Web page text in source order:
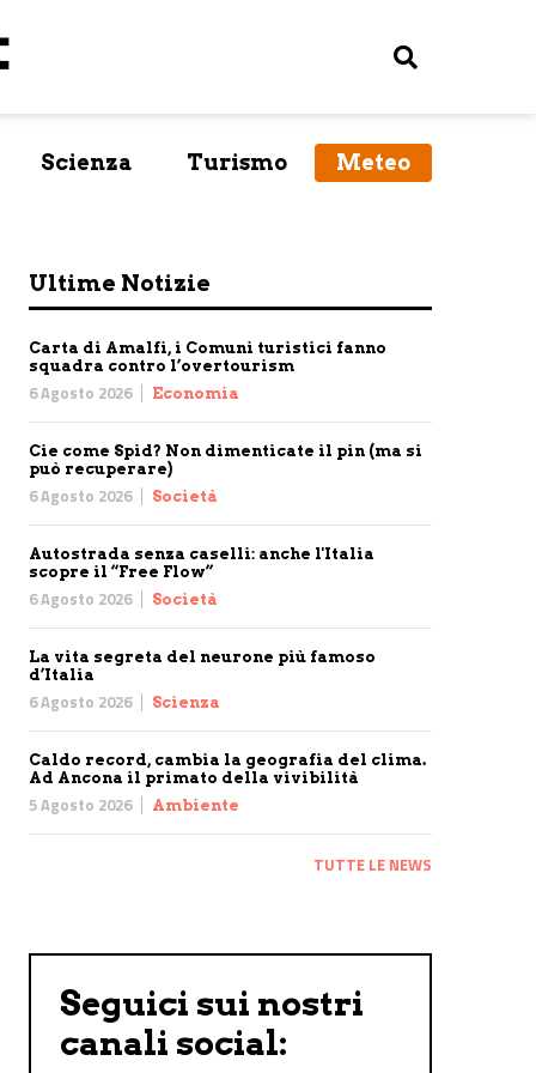
Scienza Turismo Meteo
Ultime Notizie
Carta di Amalfi, i Comuni turistici fanno
squadra contro l’overtourism
6 Agosto 2026 Economia
Cie come Spid? Non dimenticate il pin (ma si
può recuperare)
6 Agosto 2026 Società
Autostrada senza caselli: anche l'Italia
scopre il “Free Flow”
6 Agosto 2026 Società
La vita segreta del neurone più famoso
d’Italia
6 Agosto 2026 Scienza
Caldo record, cambia la geografia del clima.
Ad Ancona il primato della vivibilità
5 Agosto 2026 Ambiente
TUTTE LE NEWS
Seguici sui nostri
canali social: